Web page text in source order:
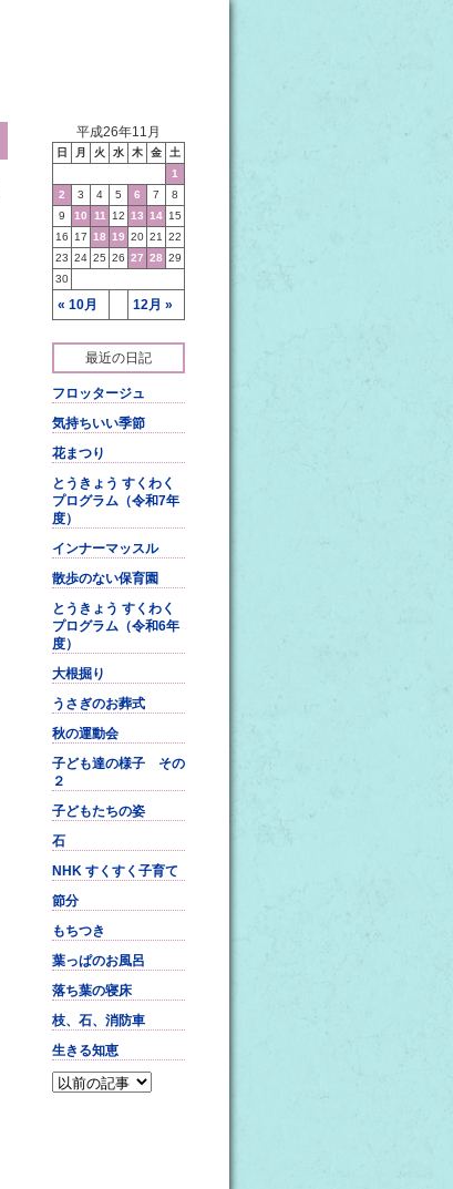
平成26年11月
日 月 火 水 木 金 土
« 10月 12月 »
1
2
3 4 5 6 7
8
9
10 11 12 13 14 15
16
17 18 19 20 21
22
23 24 25 26 27 28 29
30
最近の日記
フロッタージュ
気持ちいい季節
花まつり
とうきょう すくわく
プログラム（令和7年
度）
インナーマッスル
散歩のない保育園
とうきょう すくわく
プログラム（令和6年
度）
大根掘り
うさぎのお葬式
秋の運動会
子ども達の様子 その
２
子どもたちの姿
石
NHK すくすく子育て
節分
もちつき
葉っぱのお風呂
落ち葉の寝床
枝、石、消防車
生きる知恵